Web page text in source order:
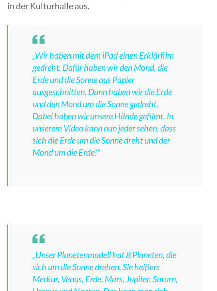
in der Kulturhalle aus.
„Wir haben mit dem iPad einen Erklärfilm
gedreht. Dafür haben wir den Mond, die
Erde und die Sonne aus Papier
ausgeschnitten. Dann haben wir die Erde
und den Mond um die Sonne gedreht.
Dabei haben wir unsere Hände gefilmt. In
unserem Video kann nun jeder sehen, dass
sich die Erde um die Sonne dreht und der
Mond um die Erde!“
„Unser Planetenmodell hat 8 Planeten, die
sich um die Sonne drehen. Sie heißen:
Merkur, Venus, Erde, Mars, Jupiter, Saturn,